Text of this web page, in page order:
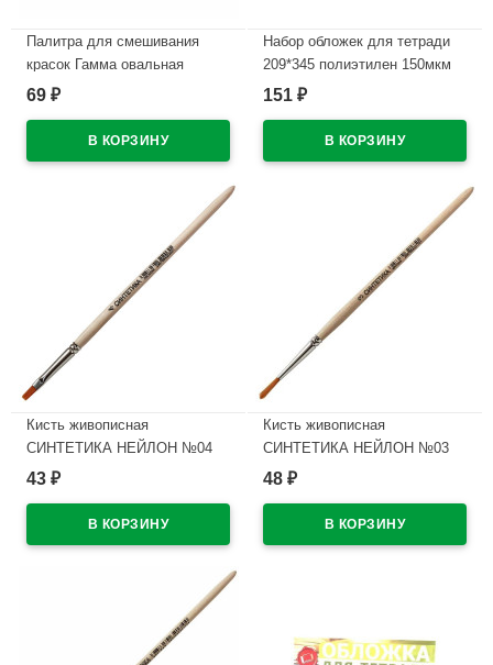
Палитра для смешивания
красок Гамма овальная
размер 23,2*16,9 арт.2305212
69 ₽
Набор обложек для тетради
209*345 полиэтилен 150мкм
10 штук в наборе арт Т150-10
151 ₽
Кисть живописная
СИНТЕТИКА НЕЙЛОН №04
плоская
43 ₽
Кисть живописная
СИНТЕТИКА НЕЙЛОН №03
круглая
48 ₽